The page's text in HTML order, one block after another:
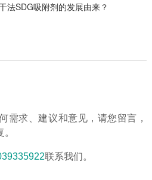
法SDG吸附剂的发展由来？
需求、建议和意见，请您留言，
联系我们。